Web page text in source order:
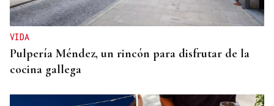
VIDA
Pulpería Méndez, un rincón para disfrutar de la
cocina gallega